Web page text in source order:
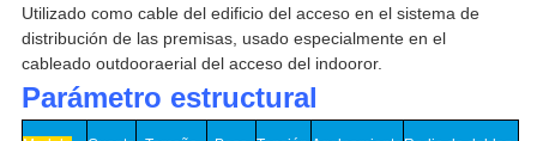
Utilizado como cable del edificio del acceso en el sistema de
distribución de las premisas, usado especialmente en el
cableado outdooraerial del acceso del indooror.
Parámetro estructural